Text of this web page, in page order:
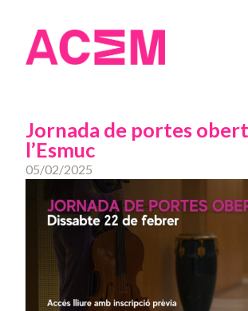
Jornada de portes
l’Esmuc
05/02/2025